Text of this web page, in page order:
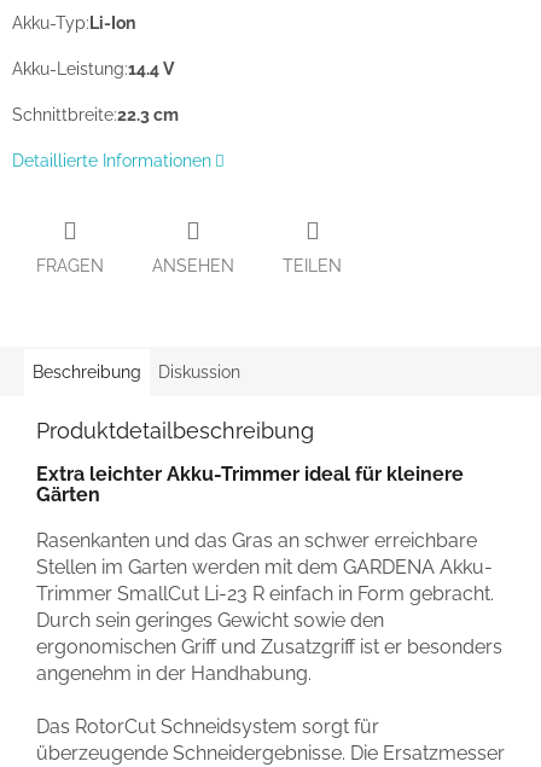
Akku-Typ: Li-Ion
Akku-Leistung:14.4 V
Schnittbreite:22.3 cm
Detaillierte Informationen
FRAGEN ANSEHEN TEILEN
Beschreibung Diskussion
Produktdetailbeschreibung
Extra leichter Akku-Trimmer ideal für kleinere
Gärten
Rasenkanten und das Gras an schwer erreichbare
Stellen im Garten werden mit dem GARDENA Akku-
Trimmer SmallCut Li-23 R einfach in Form gebracht.
Durch sein geringes Gewicht sowie den
ergonomischen Griff und Zusatzgriff ist er besonders
angenehm in der Handhabung.
Das RotorCut Schneidsystem sorgt für
überzeugende Schneidergebnisse. Die Ersatzmesser